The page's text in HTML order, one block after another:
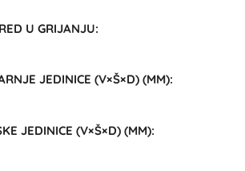
U GRIJANJU:
JEDINICE (V×Š×D) (MM):
JEDINICE (V×Š×D) (MM):